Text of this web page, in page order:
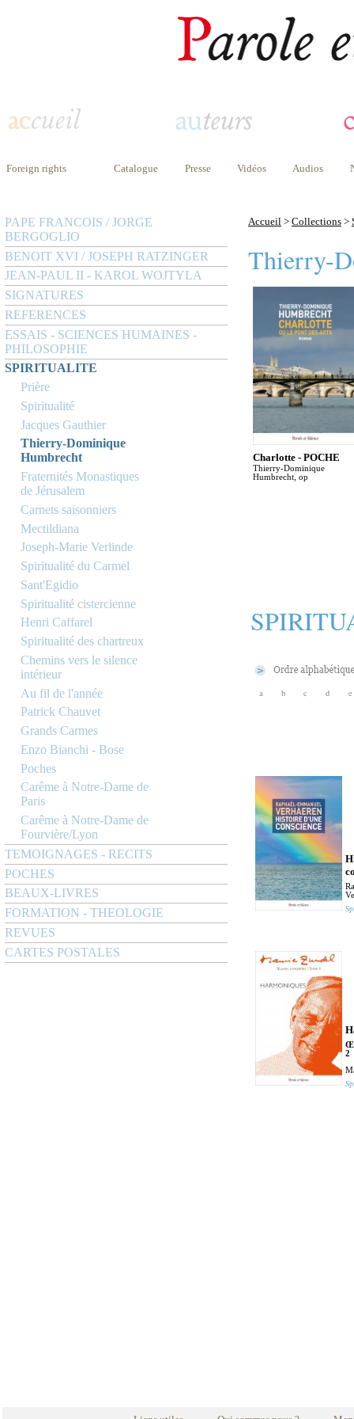
Foreign rights Catalogue Presse Vidéos Audios
PAPE FRANCOIS / JORGE
BERGOGLIO
BENOIT XVI / JOSEPH RATZINGER
JEAN-PAUL II - KAROL WOJTYLA
SIGNATURES
REFERENCES
ESSAIS - SCIENCES HUMAINES -
PHILOSOPHIE
SPIRITUALITE
Prière
Spiritualité
Jacques Gauthier
Thierry-Dominique
Humbrecht
Fraternités Monastiques
de Jérusalem
Carnets saisonniers
Mectildiana
Joseph-Marie Verlinde
Spiritualité du Carmel
Sant'Egidio
Spiritualité cistercienne
Henri Caffarel
Spiritualité des chartreux
Chemins vers le silence
intérieur
Au fil de l'année
Patrick Chauvet
Grands Carmes
Enzo Bianchi - Bose
Poches
Carême à Notre-Dame de
Paris
Carême à Notre-Dame de
Fourvière/Lyon
TEMOIGNAGES - RECITS
POCHES
BEAUX-LIVRES
FORMATION - THEOLOGIE
REVUES
CARTES POSTALES
Accueil > Collections >
Thierry-
Charlotte - POCHE
Thierry-Dominique
Humbrecht, op
a b c d e
2